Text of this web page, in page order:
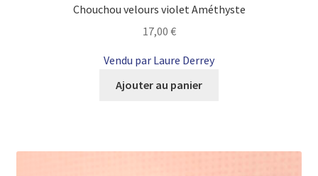
Chouchou velours violet Améthyste
17,00 €
Vendu par Laure Derrey
Ajouter au panier